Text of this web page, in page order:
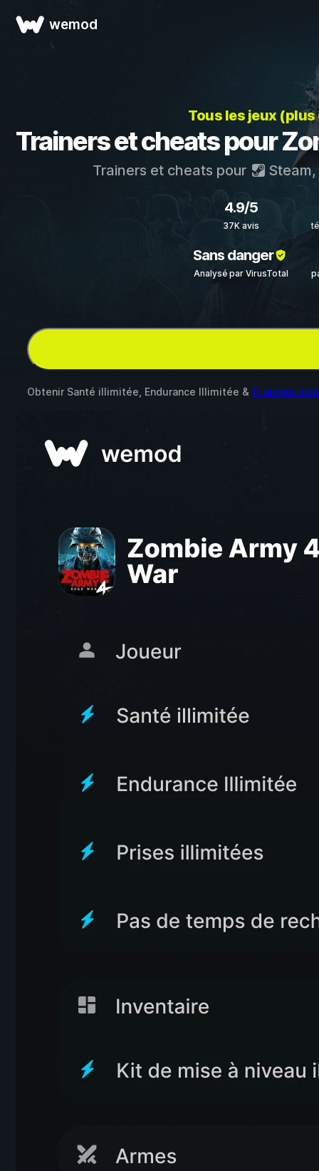
wemod
Tous les jeux
Trainers et cheats pour
Trainers et cheats pour Steam,
4.9/5
37K avis
Sans danger
Analysé par VirusTotal
Obtenir Santé illimitée, Endurance Illimitée & 11 autres